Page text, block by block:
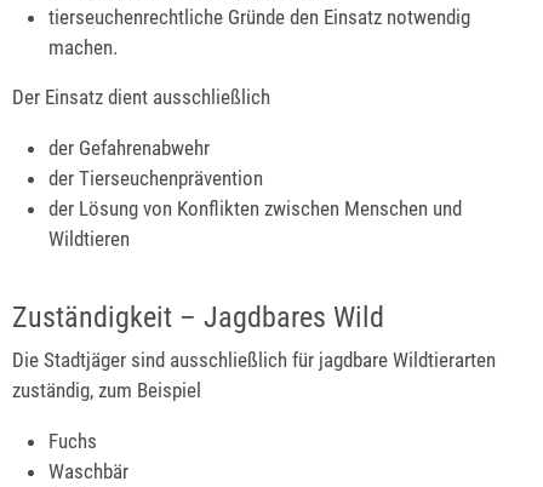
tierseuchenrechtliche Gründe den Einsatz notwendig
machen.
Der Einsatz dient ausschließlich
der Gefahrenabwehr
der Tierseuchenprävention
der Lösung von Konflikten zwischen Menschen und
Wildtieren
Zuständigkeit – Jagdbares Wild
Die Stadtjäger sind ausschließlich für jagdbare Wildtierarten
zuständig, zum Beispiel
Fuchs
Waschbär